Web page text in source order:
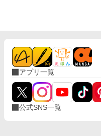
アプリ一覧
公式SNS一覧